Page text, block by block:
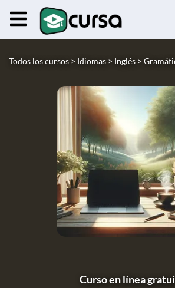
Todos los cursos > Idiomas > Inglés >
Curso en línea